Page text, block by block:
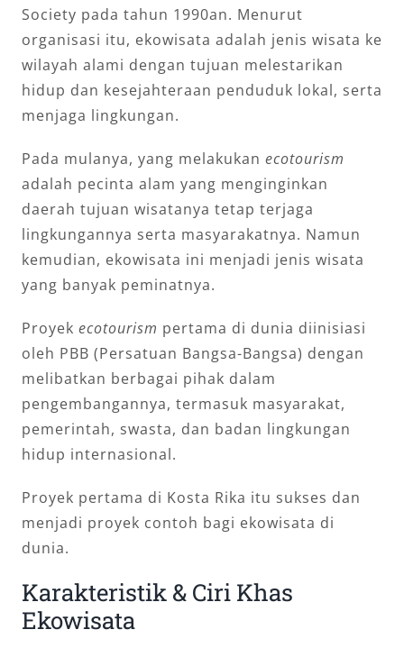
Society pada tahun 1990an. Menurut
organisasi itu, ekowisata adalah jenis wisata ke
wilayah alami dengan tujuan melestarikan
hidup dan kesejahteraan penduduk lokal, serta
menjaga lingkungan.
Pada mulanya, yang melakukan ecotourism
adalah pecinta alam yang menginginkan
daerah tujuan wisatanya tetap terjaga
lingkungannya serta masyarakatnya. Namun
kemudian, ekowisata ini menjadi jenis wisata
yang banyak peminatnya.
Proyek ecotourism pertama di dunia diinisiasi
oleh PBB (Persatuan Bangsa-Bangsa) dengan
melibatkan berbagai pihak dalam
pengembangannya, termasuk masyarakat,
pemerintah, swasta, dan badan lingkungan
hidup internasional.
Proyek pertama di Kosta Rika itu sukses dan
menjadi proyek contoh bagi ekowisata di
dunia.
Karakteristik & Ciri Khas
Ekowisata